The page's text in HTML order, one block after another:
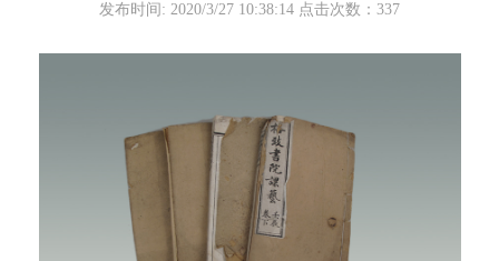
发布时间: 2020/3/27 10:38:14 点击次数： 337